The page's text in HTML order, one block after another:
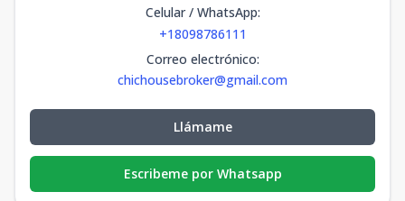
Celular / WhatsApp:
+18098786111
Correo electrónico:
chichousebroker@gmail.com
Llámame
Escribeme por Whatsapp